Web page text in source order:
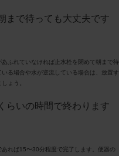
まで待っても大丈夫です
ふれていなければ止水栓を閉めて朝まで待
る場合や水が逆流している場合は、放置す
ょう。
らいの時間で終わります
れば15〜30分程度で完了します。便器の